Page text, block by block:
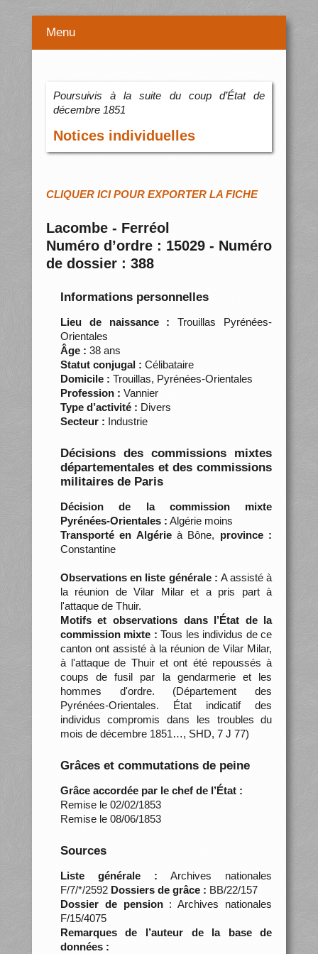
Menu
Poursuivis à la suite du coup d’État de
décembre 1851
Notices individuelles
CLIQUER ICI POUR EXPORTER LA FICHE
Lacombe - Ferréol
Numéro d’ordre : 15029 - Numéro
de dossier : 388
Informations personnelles
Lieu de naissance : Trouillas Pyrénées-
Orientales
Âge : 38 ans
Statut conjugal : Célibataire
Domicile : Trouillas, Pyrénées-Orientales
Profession : Vannier
Type d’activité : Divers
Secteur : Industrie
Décisions des commissions mixtes
départementales et des commissions
militaires de Paris
Décision de la commission mixte
Pyrénées-Orientales : Algérie moins
Transporté en Algérieà Bône, province :
Constantine
Observations en liste générale : A assisté à
la réunion de Vilar Milar et a pris part à
l'attaque de Thuir.
Motifs et observations dans l’État de la
commission mixte : Tous les individus de ce
canton ont assisté à la réunion de Vilar Milar,
à l'attaque de Thuir et ont été repoussés à
coups de fusil par la gendarmerie et les
hommes d'ordre. (Département des
Pyrénées-Orientales. État indicatif des
individus compromis dans les troubles du
mois de décembre 1851…, SHD, 7 J 77)
Grâces et commutations de peine
Grâce accordée par le chef de l’État :
Remise le 02/02/1853
Remise le 08/06/1853
Sources
Liste générale : Archives nationales
F/7/*/2592 Dossiers de grâce : BB/22/157
Dossier de pension: Archives nationales
F/15/4075
Remarques de l’auteur de la base de
données :